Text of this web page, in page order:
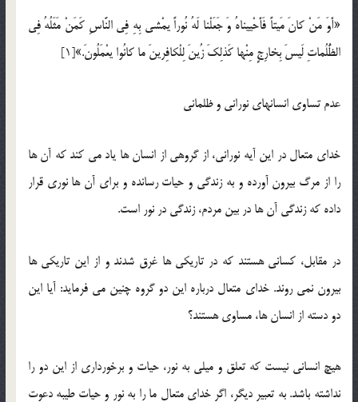
«أَوَ مَنْ كانَ مَیتاً فَأَحْییناهُ وَ جَعَلْنا لَهُ نُوراً یمْشی بِهِ فِی النَّاسِ كَمَنْ مَثَلُهُ فِی
الظُّلُماتِ لَیسَ بِخارِجٍ مِنْها كَذلِكَ زُینَ لِلْكافِرینَ ما كانُوا یعْمَلُونَ.»[1]
عدم تساوی انسانهای نورانی و ظلمانی
خدای متعال در این آیه نورانی، از گروهی از انسان ها یاد می کند كه آن ها
را از مرگ بیرون آورده و به زندگی و حیات رسانده و برای آن ها نوری قرار
داده كه زندگی آن ها در بین مردم، زندگی در نور است.
در مقابل، كسانی هستند كه در تاریكی ها غرق شدند و از این تاریكی ها
بیرون نمی روند. خدای متعال درباره این دو گروه چنین می فرماید: آیا این
دو دسته از انسان ها، مساوی هستند؟
هیچ انسانی نیست كه تعلق و میلی به نور، حیات و برخورداری از این دو را
نداشته باشد. به تعبیر دیگر، اگر خدای متعال ما را به نور و حیات طیبه دعوت